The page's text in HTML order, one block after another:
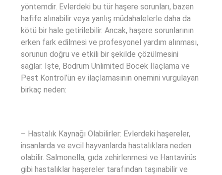
yöntemdir. Evlerdeki bu tür haşere sorunları, bazen
hafife alınabilir veya yanlış müdahalelerle daha da
kötü bir hale getirilebilir. Ancak, haşere sorunlarının
erken fark edilmesi ve profesyonel yardım alınması,
sorunun doğru ve etkili bir şekilde çözülmesini
sağlar. İşte, Bodrum Unlimited Böcek İlaçlama ve
Pest Kontrol’ün ev ilaçlamasının önemini vurgulayan
birkaç neden:
– Hastalık Kaynağı Olabilirler: Evlerdeki haşereler,
insanlarda ve evcil hayvanlarda hastalıklara neden
olabilir. Salmonella, gıda zehirlenmesi ve Hantavirüs
gibi hastalıklar haşereler tarafından taşınabilir ve